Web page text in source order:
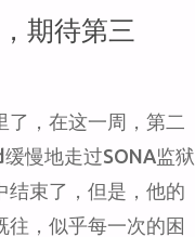
期待第三
了，在这一周，第二
慢地走过SONA监狱
结束了，但是，他的
往，似乎每一次的困